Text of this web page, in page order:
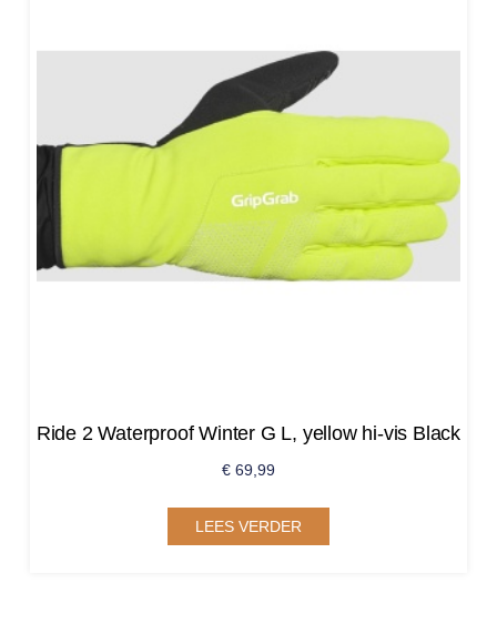
Ride 2 Waterproof Winter G L, yellow hi-vis Black
€ 69,99
LEES VERDER